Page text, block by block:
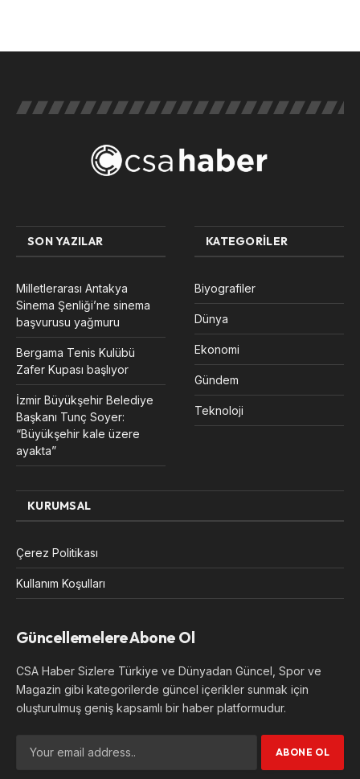
SON YAZILAR
Milletlerarası Antakya
Sinema Şenliği’ne sinema
başvurusu yağmuru
Bergama Tenis Kulübü
Zafer Kupası başlıyor
İzmir Büyükşehir Belediye
Başkanı Tunç Soyer:
“Büyükşehir kale üzere
ayakta”
KATEGORILER
Biyografiler
Dünya
Ekonomi
Gündem
Teknoloji
KURUMSAL
Çerez Politikası
Kullanım Koşulları
Güncellemelere Abone Ol
CSA Haber Sizlere Türkiye ve Dünyadan Güncel, Spor ve
Magazin gibi kategorilerde güncel içerikler sunmak için
oluşturulmuş geniş kapsamlı bir haber platformudur.